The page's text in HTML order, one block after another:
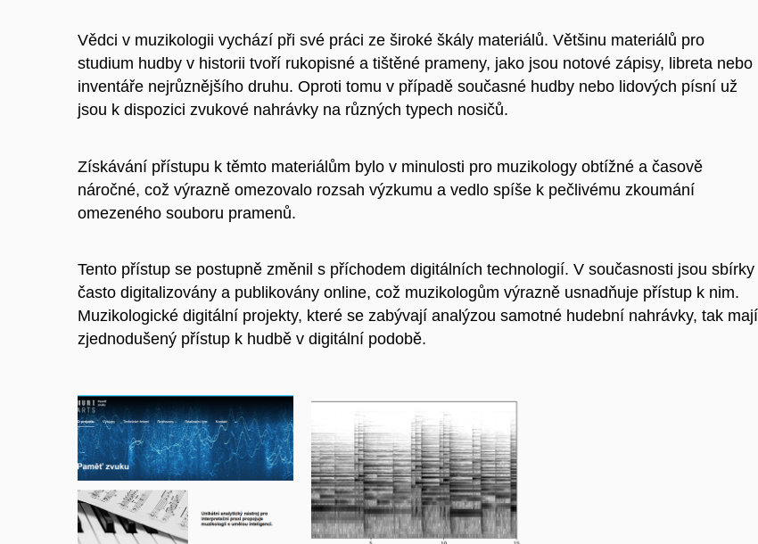
Vědci v muzikologii vychází při své práci ze široké škály materiálů. Většinu materiálů pro
studium hudby v historii tvoří rukopisné a tištěné prameny, jako jsou notové zápisy, libreta nebo
inventáře nejrůznějšího druhu. Oproti tomu v případě současné hudby nebo lidových písní už
jsou k dispozici zvukové nahrávky na různých typech nosičů.
Získávání přístupu k těmto materiálům bylo v minulosti pro muzikology obtížné a časově
náročné, což výrazně omezovalo rozsah výzkumu a vedlo spíše k pečlivému zkoumání
omezeného souboru pramenů.
Tento přístup se postupně změnil s příchodem digitálních technologií. V současnosti jsou sbírky
často digitalizovány a publikovány online, což muzikologům výrazně usnadňuje přístup k nim.
Muzikologické digitální projekty, které se zabývají analýzou samotné hudební nahrávky, tak mají
zjednodušený přístup k hudbě v digitální podobě.